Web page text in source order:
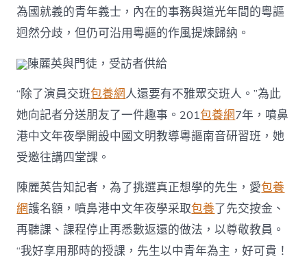
為國就義的青年義士，內在的事務與道光年間的粵謳
迥然分歧，但仍可沿用粵謳的作風提煉歸納。
陳麗英與門徒，受訪者供給
“除了演員交班包養網人還要有不雅眾交班人。”為此
她向記者分送朋友了一件趣事。201包養網7年，噴鼻
港中文年夜學開設中國文明教導粵謳南音研習班，她
受邀往講四堂課。
陳麗英告知記者，為了挑選真正想學的先生，愛包養
網護名額，噴鼻港中文年夜學采取包養了先交按金、
再聽課、課程停止再悉數返還的做法，以尊敬教員。
“我好享用那時的授課，先生以中青年為主，好可貴！